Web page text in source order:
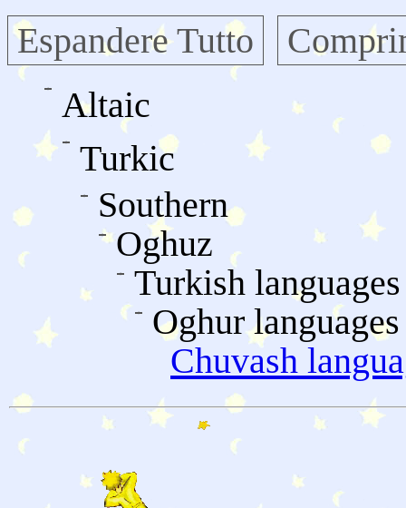
Espandere Tutto
Altaic
Turkic
Southern
Oghuz
Turkish languages
Oghur languages
Chuvash